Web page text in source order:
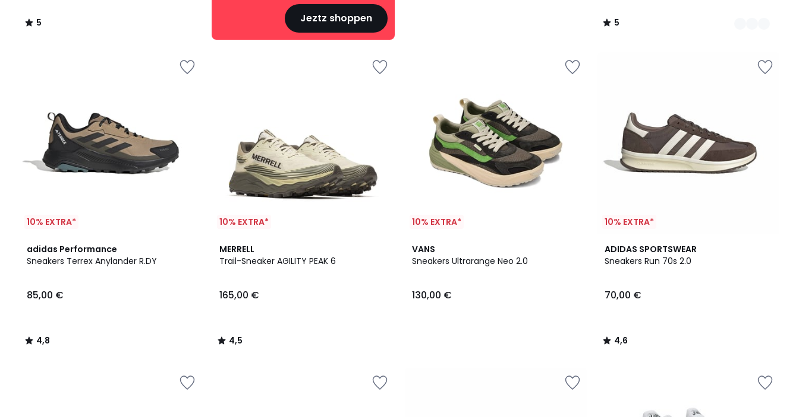
5
/
Jeztz shoppen 5
/
10% EXTRA*
adidas Performance
Sneakers Terrex Anylander R.DY
85,00 €
4,8
/ 5
4,8
/
10% EXTRA*
MERRELL
Trail-Sneaker AGILITY PEAK 6
165,00 €
4,5
/ 5
4,5
/
10% EXTRA*
VANS
Sneakers Ultrarange Neo 2.0
130,00 €
10% EXTRA*
ADIDAS SPORTSWEAR
Sneakers Run 70s 2.0
70,00 €
4,6
/ 5
4,6
/